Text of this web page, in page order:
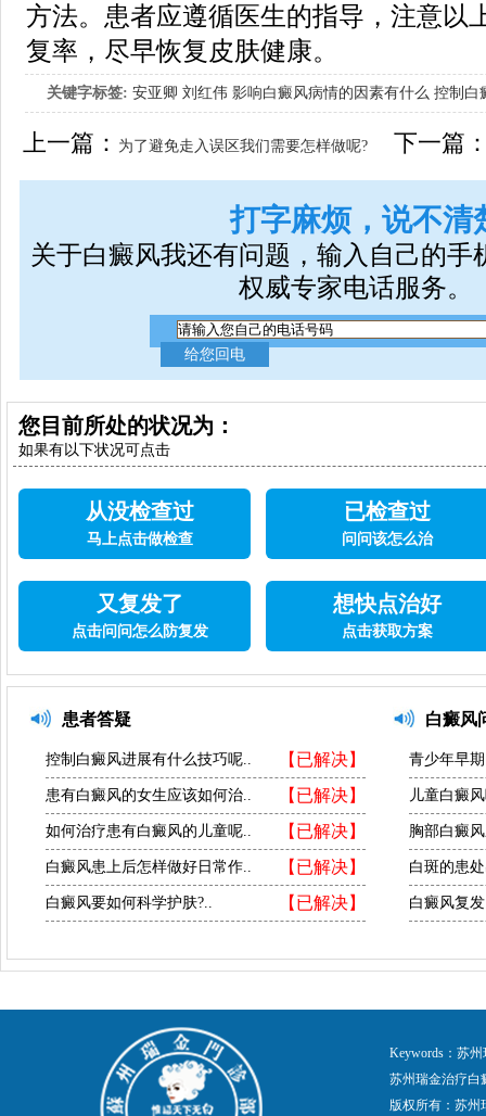
方法。患者应遵循医生的指导，注意以
复率，尽早恢复皮肤健康。
关键字标签: 安亚卿 刘红伟 影响白癜风病情的因素有什么 控制白
女生应该如何治疗呢
上一篇： 为了避免走入误区我们需要怎样做呢? 下一篇
打字麻烦，说不清
关于白癜风我还有问题，输入自己的手
权威专家电话服务。
您目前所处的状况为：
如果有以下状况可点击
从没检查过
马上点击做检查
已检查过
问问该怎么治
又复发了
点击问问怎么防复发
想快点治好
点击获取方案
患者答疑
【已解决】
控制白癜风进展有什么技巧呢..
【已解决】
患有白癜风的女生应该如何治..
【已解决】
如何治疗患有白癜风的儿童呢..
【已解决】
白癜风患上后怎样做好日常作..
【已解决】
白癜风要如何科学护肤?..
白癜风
青少年早
儿童白癜
胸部白癜
白斑的患
白癜风复
Keywords：苏
苏州瑞金治疗白
版权所有：苏